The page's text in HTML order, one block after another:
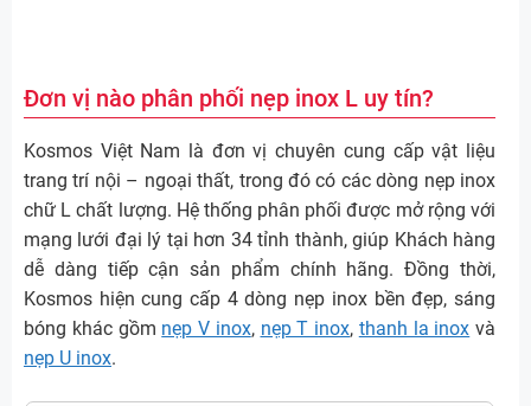
Đơn vị nào phân phối nẹp inox L uy tín?
Kosmos Việt Nam là đơn vị chuyên cung cấp vật liệu
trang trí nội – ngoại thất, trong đó có các dòng nẹp inox
chữ L chất lượng. Hệ thống phân phối được mở rộng với
mạng lưới đại lý tại hơn 34 tỉnh thành, giúp Khách hàng
dễ dàng tiếp cận sản phẩm chính hãng. Đồng thời,
Kosmos hiện cung cấp 4 dòng nẹp inox bền đẹp, sáng
bóng khác gồm nẹp V inox, nẹp T inox, thanh la inox và
nẹp U inox.